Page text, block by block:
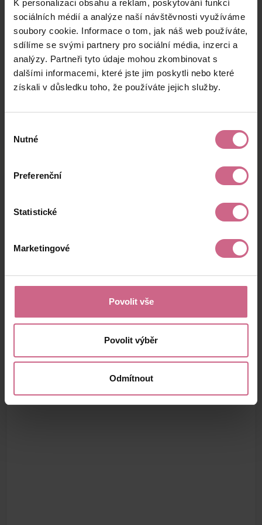
K personalizaci obsahu a reklam, poskytování funkcí
sociálních médií a analýze naší návštěvnosti využíváme
soubory cookie. Informace o tom, jak náš web používáte,
sdílíme se svými partnery pro sociální média, inzerci a
analýzy. Partneři tyto údaje mohou zkombinovat s
dalšími informacemi, které jste jim poskytli nebo které
získali v důsledku toho, že používáte jejich služby.
souhlasu
Nutné
Preferenční
Statistické
Marketingové
Povolit vše
Povolit výběr
Odmítnout
T****
M****
30. 6. 2024
17:09:46
H****
20 500 Kč
30. 6. 2024
17:09:16
38 950 Kč
V****
L****
250 Kč
30. 6. 2024
14:47:51
475 Kč
keyboard_arrow_left keyboard_arrow_right